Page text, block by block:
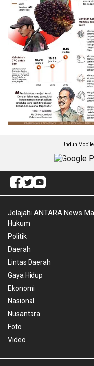
Unduh
Jelajahi ANTARA News
Hukum
Politik
Daerah
Lintas Daerah
Gaya Hidup
Ekonomi
Nasional
Nusantara
Foto
Video